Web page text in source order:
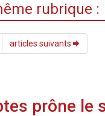
rubrique :
articles suivants
prône le